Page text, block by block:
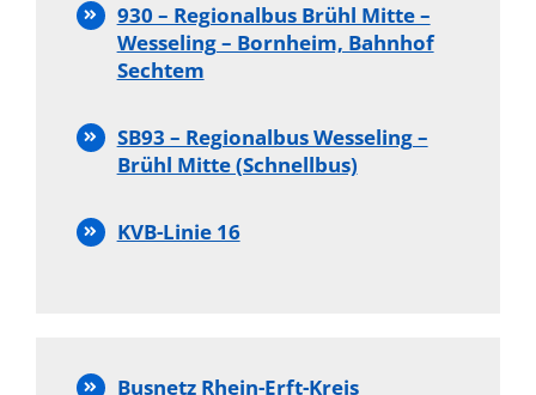
930 – Regionalbus Brühl Mitte –
Wesseling – Bornheim, Bahnhof
Sechtem
SB93 – Regionalbus Wesseling –
Brühl Mitte (Schnellbus)
KVB-Linie 16
Busnetz Rhein-Erft-Kreis